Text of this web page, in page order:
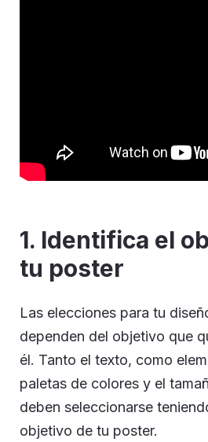
1. Identifica el
tu poster
Las elecciones para tu
dependen del objetivo que
él. Tanto el texto, como
paletas de colores y el
deben seleccionarse
objetivo de tu poster.